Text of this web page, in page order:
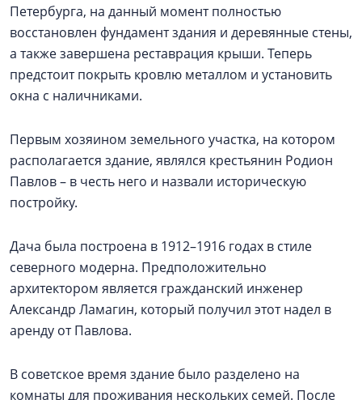
Петербурга, на данный момент полностью
восстановлен фундамент здания и деревянные стены,
а также завершена реставрация крыши. Теперь
предстоит покрыть кровлю металлом и установить
окна с наличниками.
Первым хозяином земельного участка, на котором
располагается здание, являлся крестьянин Родион
Павлов – в честь него и назвали историческую
постройку.
Дача была построена в 1912–1916 годах в стиле
северного модерна. Предположительно
архитектором является гражданский инженер
Александр Ламагин, который получил этот надел в
аренду от Павлова.
В советское время здание было разделено на
комнаты для проживания нескольких семей. После